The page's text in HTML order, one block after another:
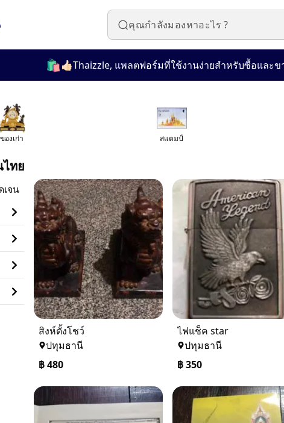
👍🏻Thaizzle, แพลตฟอร์มที่ใช้งานง่ายสำหรับซื้อและขายสินค้ามือสอง!
ของเก่า สแตมป์
ไทย
เจน
สิงห์ตั้งโชว์
ปทุมธานี
฿480
ไฟแช็ค star
ปทุมธานี
฿ 350